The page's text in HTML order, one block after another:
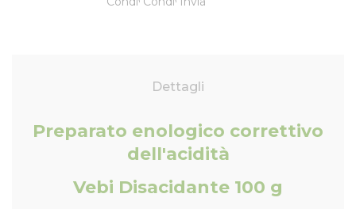
Dettagli
Preparato enologico correttivo
dell'acidità
Vebi Disacidante 100 g